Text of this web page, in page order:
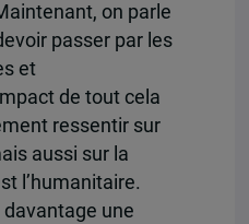
on parle
passer par les
et
de tout cela
ressentir sur
aussi sur la
l’humanitaire.
davantage une